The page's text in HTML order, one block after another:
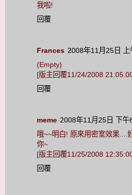
我啦!
回覆
Frances 2008年11月25日 上
(Empty)
[版主回覆11/24/2008
回覆
meme 2008年11月25日 下午
哦~~明白! 原來用密室效果....
你~
[版主回覆11/25/2008
回覆